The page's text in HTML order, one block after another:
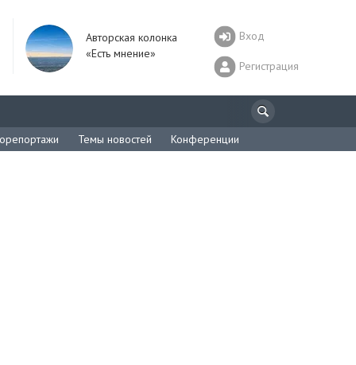
Авторская колонка
«Есть мнение»
Вход
Регистрация
Темы новостей Конференции